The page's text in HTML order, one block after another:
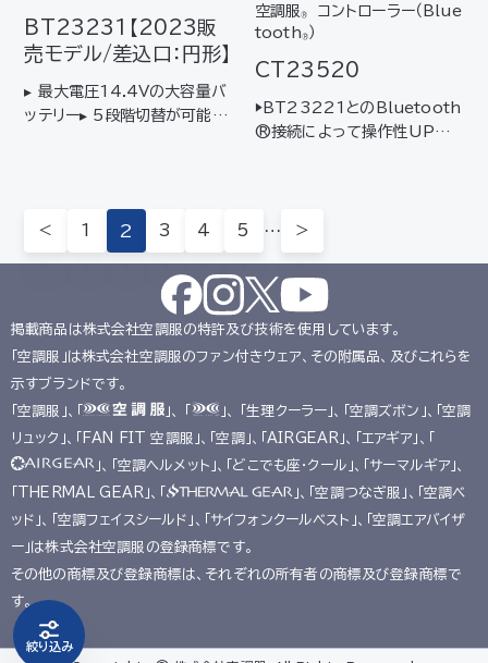
絞り込み
BT23231
【2023販
売モデル/差込口：円形】
▸ 最大電圧14.4Vの大容量バ
ッテリー▸ 5段階切替が可能
性良好▸ 9段階の残量表示 【対
応ファン】FA01012シリ…
空調服®
コントローラー（Blue
tooth®）
CT23520
▶BT23221とのBluetooth
®接続によって操作性UP！
さ80mm/幅30mm/厚さ14
mm 質量 約17g 操作 ボタ…
＜ 1 2 3 4 5 … ＞
掲載商品は株式会社空調服の特許及び技術を使用しています。
「空調服」は株式会社空調服のファン付きウェア、その附属品、及びこれらを
示すブランドです。
「空調服」、「
」、 「
」、 「生理クーラー」、「空調ズボン」、「空調
リュック」、「FAN FIT 空調服」、「空調」、「AIRGEAR」、「エアギア」、「
」、「空調ヘルメット」、「どこでも座･クール」、「サーマルギア」、
「THERMAL GEAR」、「
」、「空調つなぎ服」、「空調ベ
ッド」、「空調フェイスシールド」、「サイフォンクールベスト」、「空調エアバイザ
ー」は株式会社空調服の登録商標です。
その他の商標及び登録商標は、それぞれの所有者の商標及び登録商標で
す。